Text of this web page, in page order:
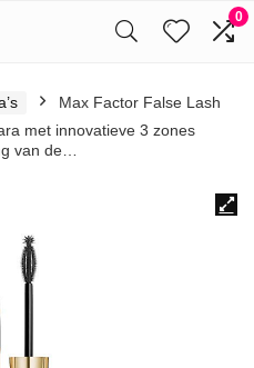
0
Max Factor False Lash
met innovatieve 3 zones
van de…